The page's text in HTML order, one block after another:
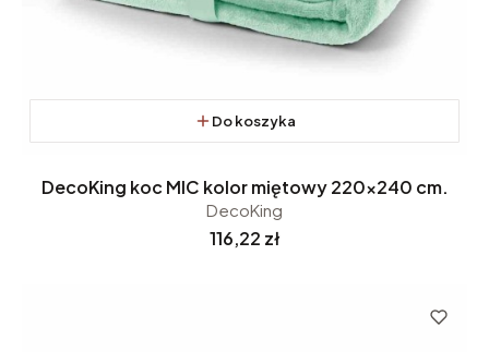
Do koszyka
DecoKing koc MIC kolor miętowy 220x240 cm.
DecoKing
Cena
116,22 zł